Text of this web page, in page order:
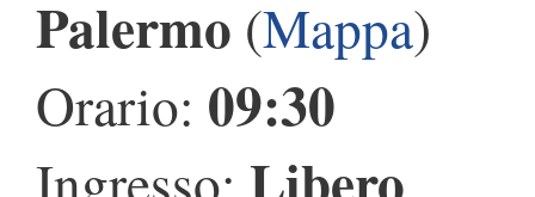
Palermo (Mappa)
Orario: 09:30
Ingresso: